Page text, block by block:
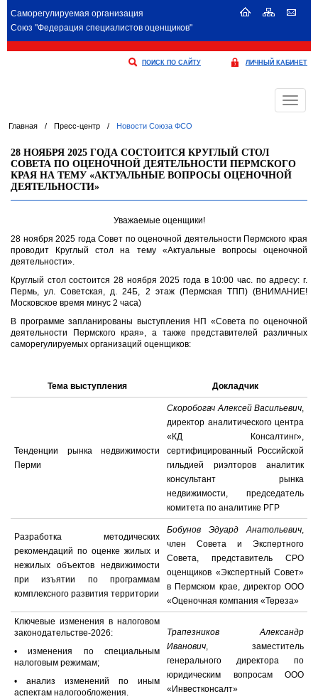
Саморегулируемая организация
Союз "Федерация специалистов оценщиков"
ПОИСК ПО САЙТУ ЛИЧНЫЙ КАБИНЕТ
Меню
Главная / Пресс-центр / Новости Союза ФСО
28 НОЯБРЯ 2025 ГОДА СОСТОИТСЯ КРУГЛЫЙ СТОЛ
СОВЕТА ПО ОЦЕНОЧНОЙ ДЕЯТЕЛЬНОСТИ ПЕРМСКОГО
КРАЯ НА ТЕМУ «АКТУАЛЬНЫЕ ВОПРОСЫ ОЦЕНОЧНОЙ
ДЕЯТЕЛЬНОСТИ»
Уважаемые оценщики!
28 ноября 2025 года Совет по оценочной деятельности Пермского края
проводит Круглый стол на тему «Актуальные вопросы оценочной
деятельности».
Круглый стол состоится 28 ноября 2025 года в 10:00 час. по адресу: г.
Пермь, ул. Советская, д. 24Б, 2 этаж (Пермская ТПП) (ВНИМАНИЕ!
Московское время минус 2 часа)
В программе запланированы выступления НП «Совета по оценочной
деятельности Пермского края», а также представителей различных
саморегулируемых организаций оценщиков:
Тема выступления Докладчик
Тенденции рынка недвижимости
Перми
Скоробогач Алексей Васильевич,
директор аналитического центра
«КД Консалтинг»,
сертифицированный Российской
гильдией риэлторов аналитик
консультант рынка
недвижимости, председатель
комитета по аналитике РГР
Разработка методических
рекомендаций по оценке жилых и
нежилых объектов недвижимости
при изъятии по программам
комплексного развития территории
Бобунов Эдуард Анатольевич,
член Совета и Экспертного
Совета, представитель СРО
оценщиков «Экспертный Совет»
в Пермском крае, директор ООО
«Оценочная компания «Тереза»
Ключевые изменения в налоговом
законодательстве-2026:
• изменения по специальным
налоговым режимам;
• анализ изменений по иным
аспектам налогообложения.
Трапезников Александр
Иванович, заместитель
генерального директора по
юридическим вопросам ООО
«Инвестконсалт»